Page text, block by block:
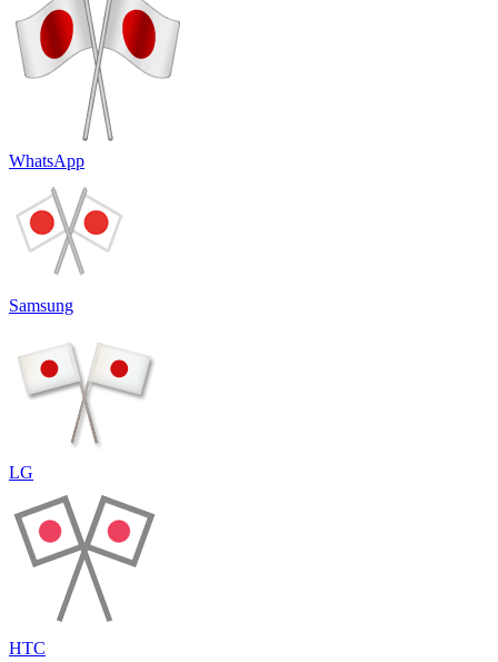
WhatsApp
Samsung
LG
HTC